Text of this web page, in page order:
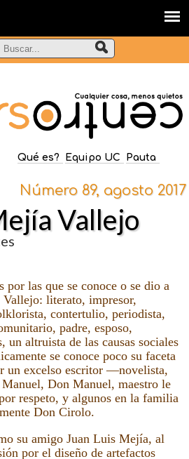
Qué es? Equipo UC Pauta
Número 89, agosto 2017
Vallejo
por las que se conoce o se dio a
literato, impresor,
contertulio, periodista,
padre, esposo,
altruista de las causas sociales
se conoce poco su faceta
un excelso escritor —novelista,
Don Manuel, maestro le
respeto, y algunos en la familia
Don Cirolo.
su amigo Juan Luis Mejía, al
por el diseño de artefactos